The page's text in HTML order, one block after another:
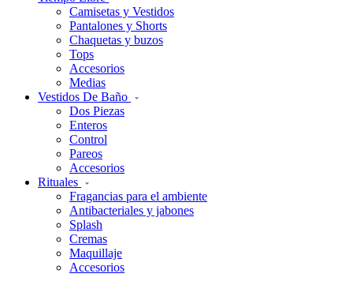
Camisetas y Vestidos
Pantalones y Shorts
Chaquetas y buzos
Tops
Accesorios
Medias
Vestidos De Baño
Dos Piezas
Enteros
Control
Pareos
Accesorios
Rituales
Fragancias para el ambiente
Antibacteriales y jabones
Splash
Cremas
Maquillaje
Accesorios